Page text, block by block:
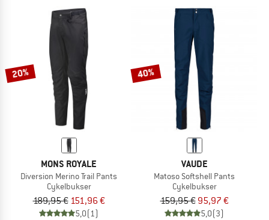
20%
MONS ROYALE
Diversion Merino Trail Pants
Cykelbukser
189,95 € 151,96 €
5,0(1)
40%
VAUDE
Matoso Softshell Pants
Cykelbukser
159,95 € 95,97 €
5,0(3)